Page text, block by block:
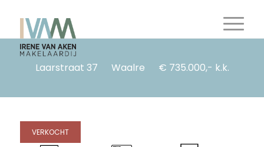
Laarstraat 37 Waalre € 735.000,- k.k.
VERKOCHT